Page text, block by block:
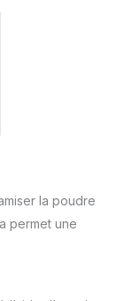
la poudre
permet une